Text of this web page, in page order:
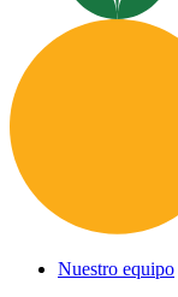
Nuestro equipo